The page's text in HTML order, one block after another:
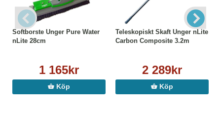
Softborste Unger Pure Water
nLite 28cm
1 165kr
Köp
Teleskopiskt Skaft Unger nLite
Carbon Composite 3.2m
2 289kr
Köp